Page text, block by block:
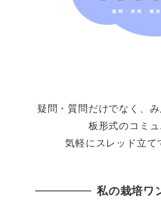
疑問・質問だけでなく、
板形式のコミュ
気軽にスレッド立て
私の栽培ワ